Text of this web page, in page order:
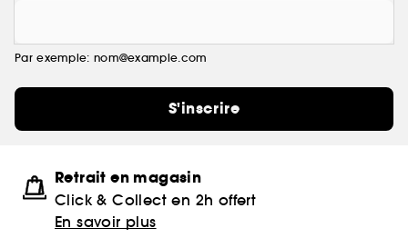
Par exemple: nom@example.com
S'inscrire
Retrait en magasin
Click & Collect en 2h offert
En savoir plus